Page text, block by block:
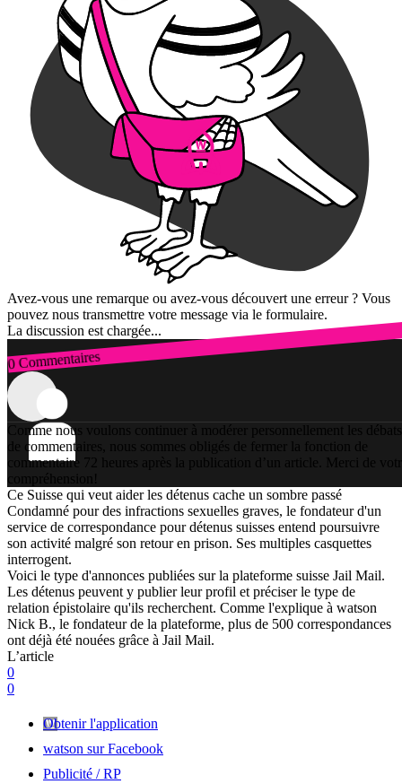
Avez-vous une remarque ou avez-vous découvert une erreur ? Vous
pouvez nous transmettre votre message via le formulaire.
La discussion est chargée...
0 Commentaires
Connexion
Comme nous voulons continuer à modérer personnellement les débats
de commentaires, nous sommes obligés de fermer la fonction de
commentaire 72 heures après la publication d’un article. Merci de
compréhension!
Ce Suisse qui veut aider les détenus cache un sombre passé
Condamné pour des infractions sexuelles graves, le fondateur d'un
service de correspondance pour détenus suisses entend poursuivre
son activité malgré son retour en prison. Ses multiples casquettes
interrogent.
Voici le type d'annonces publiées sur la plateforme suisse Jail Mail.
Les détenus peuvent y publier leur profil et préciser le type de
relation épistolaire qu'ils recherchent. Comme l'explique à watson
Nick B., le fondateur de la plateforme, plus de 500 correspondances
ont déjà été nouées grâce à Jail Mail.
L’article
0
0
Obtenir l'application
watson sur Facebook
Publicité / RP